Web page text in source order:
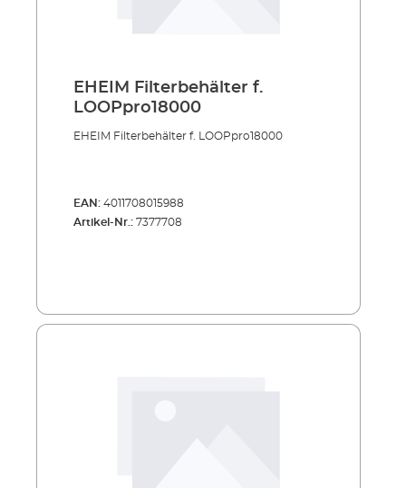
EHEIM Filterbehälter f.
LOOPpro18000
EHEIM Filterbehälter f. LOOPpro18000
EAN: 4011708015988
Artikel-Nr.: 7377708